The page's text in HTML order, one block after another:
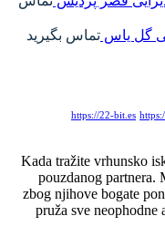
گل یاس تماس بگیرید
https://22-bit.es
Kada tražite vrhunsko
pouzdanog partnera.
zbog njihove bogate
pruža sve neophodne